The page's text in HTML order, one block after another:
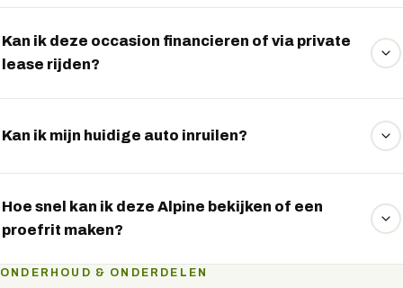
met rijstijl, snelheid, buitentemperatuur en belading.
Kan ik deze occasion financieren of via private
lease rijden?
private lease rijden. Wij vergelijken vrijblijvend de
Kan ik mijn huidige auto inruilen?
huidige auto en u ontvangt een vrijblijvende inruilindicatie.
Hoe snel kan ik deze Alpine bekijken of een
proefrit maken?
Vaak op korte termijn. Vraag via WhatsApp naar de
ONDERHOUD & ONDERDELEN